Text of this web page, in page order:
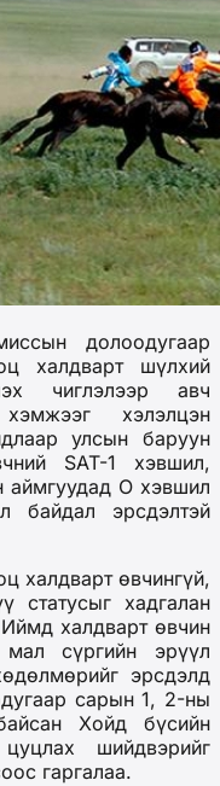
долоодугаар
халдварт шүлхий
чиглэлээр авч
хэлэлцэн
улсын баруун
SAT-1 хэвшил,
аймгуудад О хэвшил
байдал эрсдэлтэй
халдварт өвчингүй,
статусыг хадгалан
халдварт өвчин
мал сүргийн эрүүл
эрсдэлд
сарын 1, 2-ны
Хойд бүсийн
шийдвэрийг
гаргалаа.